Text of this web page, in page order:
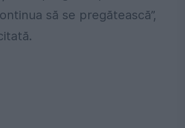
să se pregătească”,